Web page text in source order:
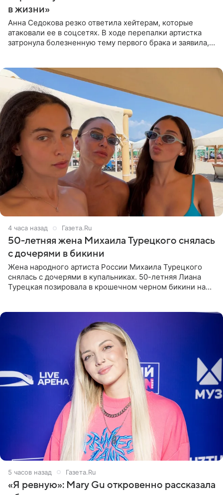
в жизни»
Анна Седокова резко ответила хейтерам, которые
атаковали ее в соцсетях. В ходе перепалки артистка
затронула болезненную тему первого брака и заявила,
4 часа назад Газета.Ru
50-летняя жена Михаила Турецкого снялась
с дочерями в бикини
Жена народного артиста России Михаила Турецкого
снялась с дочерями в купальниках. 50-летняя Лиана
Турецкая позировала в крошечном черном бикини на
5 часов назад Газета.Ru
«Я ревную»: Mary Gu откровенно рассказала